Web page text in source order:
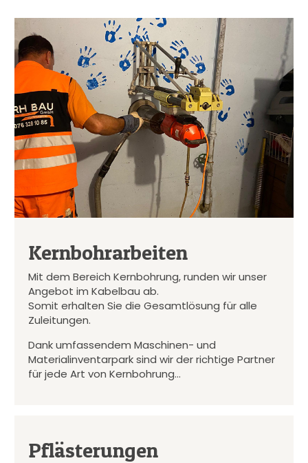
Kernbohrarbeiten
Mit dem Bereich Kernbohrung, runden wir unser
Angebot im Kabelbau ab.
Somit erhalten Sie die Gesamtlösung für alle
Zuleitungen.
Dank umfassendem Maschinen- und
Materialinventarpark sind wir der richtige Partner
für jede Art von Kernbohrung…
Pflästerungen